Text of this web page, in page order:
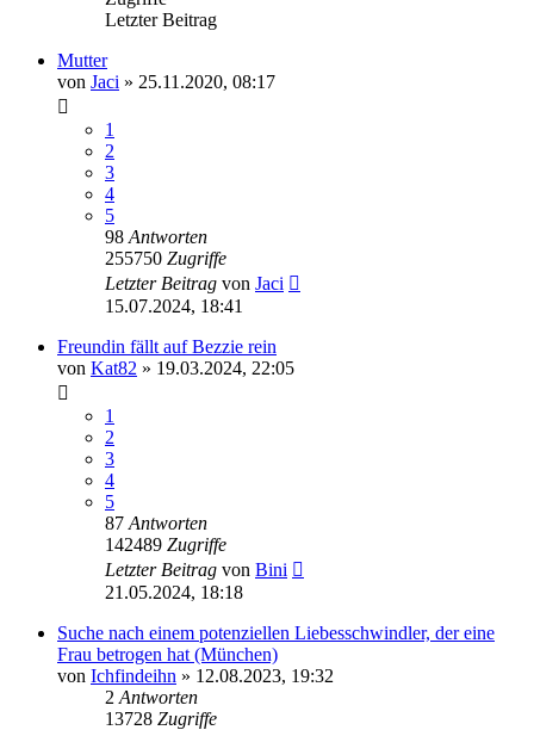
Letzter Beitrag
Mutter
von Jaci » 25.11.2020, 08:17
1
2
3
4
5
98 Antworten
255750 Zugriffe
Letzter Beitrag von Jaci
15.07.2024, 18:41
Freundin fällt auf Bezzie rein
von Kat82 » 19.03.2024, 22:05
1
2
3
4
5
87 Antworten
142489 Zugriffe
Letzter Beitrag von Bini
21.05.2024, 18:18
Suche nach einem potenziellen Liebesschwindler, der eine
Frau betrogen hat (München)
von Ichfindeihn » 12.08.2023, 19:32
2 Antworten
13728 Zugriffe